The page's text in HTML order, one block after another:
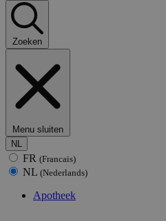
Zoeken
Menu sluiten
NL
FR (Francais)
NL (Nederlands)
Apotheek